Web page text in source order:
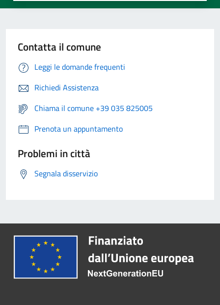
Contatta il comune
Leggi le domande frequenti
Richiedi Assistenza
Chiama il comune +39 035 825005
Prenota un appuntamento
Problemi in città
Segnala disservizio